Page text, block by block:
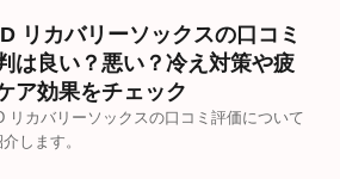
リカバリーソックスの口コミ
は良い？悪い？冷え対策や疲
ア効果をチェック
リカバリーソックスの口コミ評価について
介します。